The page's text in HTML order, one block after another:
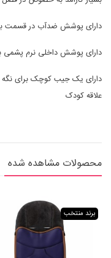
دارای پوشش ضدآب در قسمت
دارای پوشش داخلی نرم پشمی
دارای یک جیب کوچک برای نگه
علاقه کودک
محصولات مشاهده شده
برند منتخب